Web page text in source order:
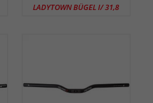
LADYTOWN BÜGEL I/ 31,8